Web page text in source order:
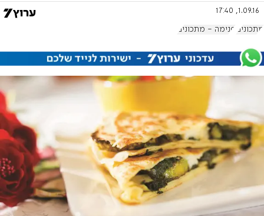
1.09.16, 17:40
מתכונים פנימה - מתכונים